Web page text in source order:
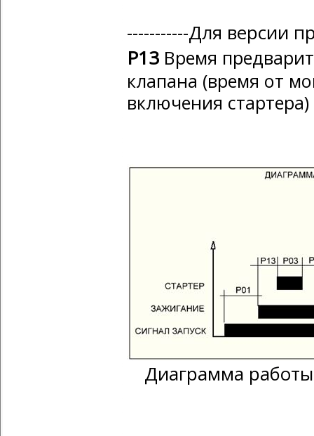
-----------Для версии
P13 Время
клапана (время от
включения стартера)
Диаграмма работы